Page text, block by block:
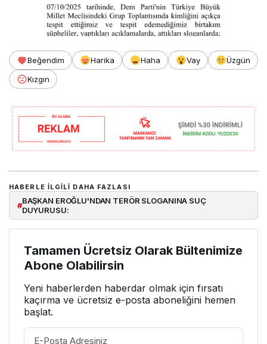
Beğendim Harika Haha Vay
Üzgün
Kızgın
HABERLE ILGILI DAHA FAZLASI
#BAŞKAN EROĞLU'NDAN TERÖR SLOGANINA SUÇ
DUYURUSU:
Tamamen Ücretsiz Olarak Bültenimize
Abone Olabilirsin
Yeni haberlerden haberdar olmak için fırsatı
kaçırma ve ücretsiz e-posta aboneliğini hemen
başlat.